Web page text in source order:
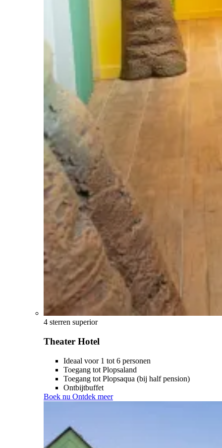
4 sterren superior
Theater Hotel
Ideaal voor 1 tot 6 personen
Toegang tot Plopsaland
Toegang tot Plopsaqua (bij half pension)
Ontbijtbuffet
Boek nu Ontdek meer